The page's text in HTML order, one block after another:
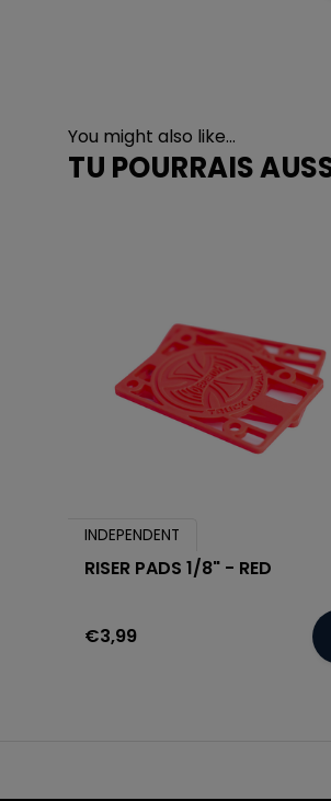
You might also like...
TU POURRAIS
INDEPENDENT
RISER PADS 1/8" - RED
€3,99